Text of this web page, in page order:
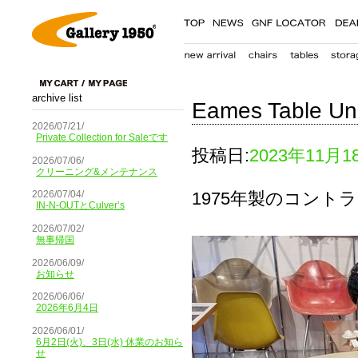
archive list
2026/07/21/
Private Collection for Saleです
2026/07/06/
クリーニング&メンテナンス
2026/07/04/
IN-N-OUTとCulver’s
2026/07/02/
無事帰国
2026/06/09/
お知らせ
2026/06/06/
2026年6月4日
2026/06/01/
6月2日(火)、3日(水) 休業のお知ら
せ
Eames Table
投稿日:2023年11月
1975年製のコント